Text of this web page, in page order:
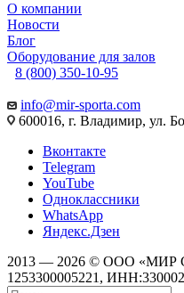
О компании
Новости
Блог
Оборудование для залов
8 (800) 350-10-95
info@mir-sporta.com
600016, г. Владимир, ул.
Вконтакте
Telegram
YouTube
Одноклассники
WhatsApp
Яндекс.Дзен
2013 — 2026 © ООО «МИР
1253300005221,